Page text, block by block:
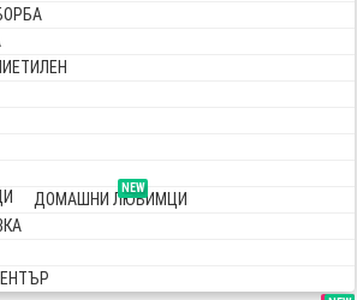
NEW
ДОМАШНИ ЛЮБИМЦИ